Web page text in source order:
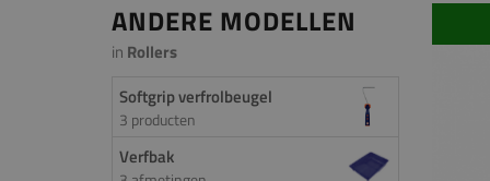
ANDERE MODELLEN
in Rollers
Softgrip verfrolbeugel
3 producten
Verfbak